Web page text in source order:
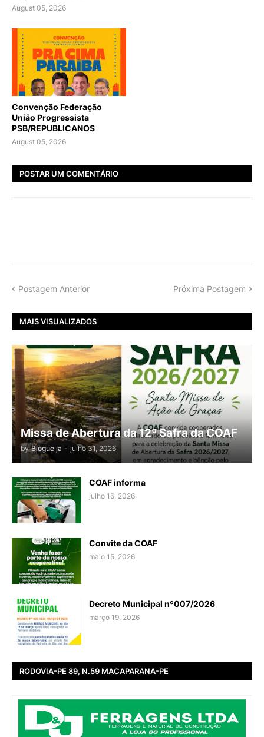
August 05, 2026
Convenção Federação
União Progressista
PSB/REPUBLICANOS
August 05, 2026
POSTAR UM COMENTÁRIO
Postagem Anterior Próxima Postagem
MAIS VISUALIZADOS
Missa de Abertura da 12º Safra da COAF
by Blogue ja - julho 31, 2026
COAF informa
julho 16, 2026
Convite da COAF
maio 15, 2026
Decreto Municipal nº007/2026
março 19, 2026
RODOVIA-PE 89, N.59 MACAPARANA-PE